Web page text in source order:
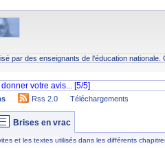
par des enseignants de l'éducation nationale.
Rss 2.0 Téléchargements
Brises en vrac
et les textes utilisés dans les différents